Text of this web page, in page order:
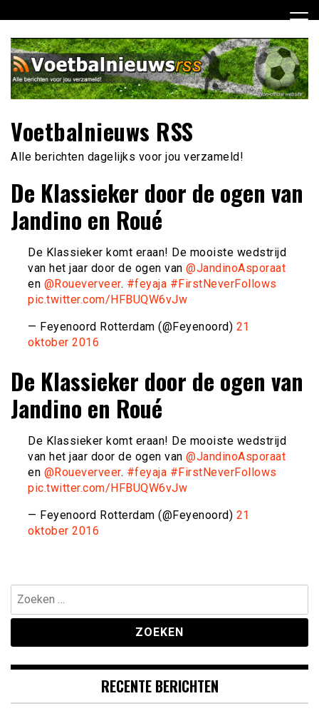
naar
inhoud
Voetbalnieuws RSS
Alle berichten dagelijks voor jou verzameld!
De Klassieker door de ogen van
Jandino en Roué
De Klassieker komt eraan! De mooiste wedstrijd
van het jaar door de ogen van @JandinoAsporaat
en @Roueverveer. #feyaja #FirstNeverFollows
pic.twitter.com/HFBUQW6vJw
— Feyenoord Rotterdam (@Feyenoord) 21
oktober 2016
De Klassieker door de ogen van
Jandino en Roué
De Klassieker komt eraan! De mooiste wedstrijd
van het jaar door de ogen van @JandinoAsporaat
en @Roueverveer. #feyaja #FirstNeverFollows
pic.twitter.com/HFBUQW6vJw
— Feyenoord Rotterdam (@Feyenoord) 21
oktober 2016
Zoeken
naar:
RECENTE BERICHTEN